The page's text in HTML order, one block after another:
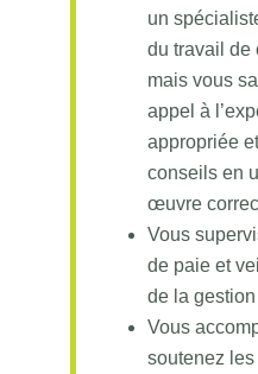
un
du travail de
mais vous
appel à
appropriée
conseils en
œuvre
Vous
de paie et
de la
Vous
soutenez